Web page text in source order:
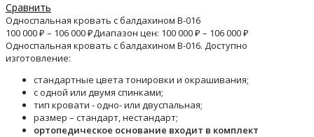
Сравнить
Односпальная кровать с балдахином B-016
100 000₽ – 106 000₽Диапазон цен: 100 000 ₽ – 106 000 ₽
Односпальная кровать с балдахином B-016. Доступно
изготовление:
стандартные цвета тонировки и окрашивания;
с одной или двумя спинками;
тип кровати - одно- или двуспальная;
размер – стандарт, нестандарт;
ортопедическое основание входит в комплект